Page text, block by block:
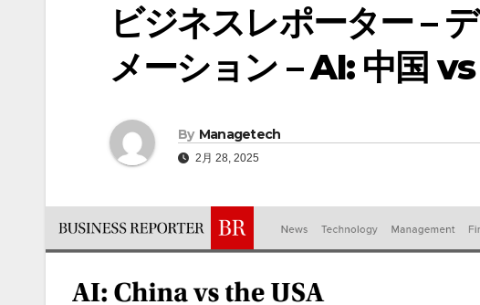
ビジネスレポーター –
メーション – AI: 中国 vs
By Managetech
2月 28, 2025